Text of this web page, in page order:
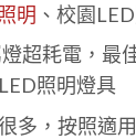
明 、校園
超耗電，最
照明燈具
多，按照適